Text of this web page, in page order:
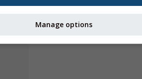
Manage options